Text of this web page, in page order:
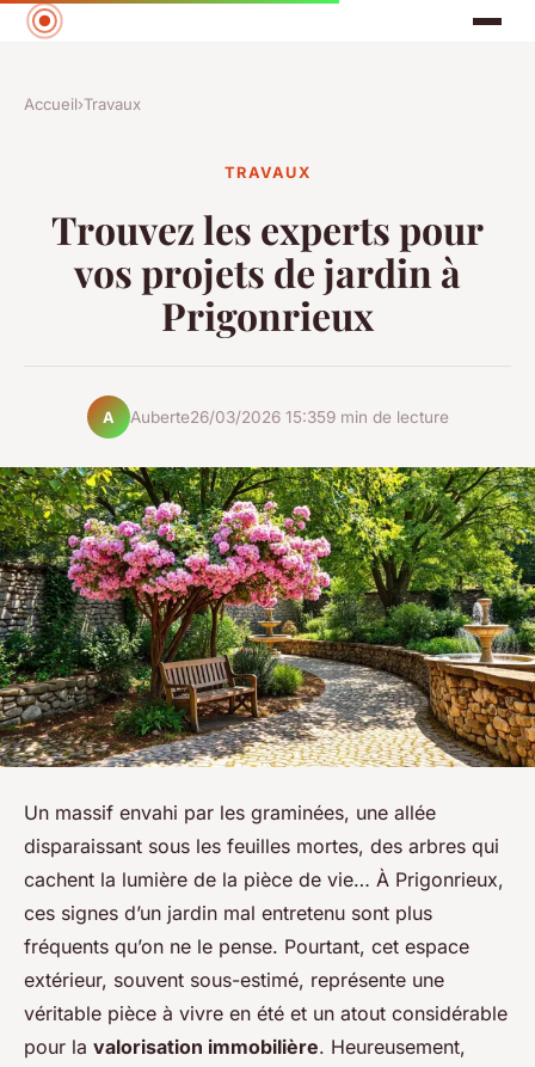
Accueil›Travaux
TRAVAUX
Trouvez les experts pour
vos projets de jardin à
Prigonrieux
A Auberte26/03/2026 15:359 min de lecture
Un massif envahi par les graminées, une allée
disparaissant sous les feuilles mortes, des arbres qui
cachent la lumière de la pièce de vie… À Prigonrieux,
ces signes d’un jardin mal entretenu sont plus
fréquents qu’on ne le pense. Pourtant, cet espace
extérieur, souvent sous-estimé, représente une
véritable pièce à vivre en été et un atout considérable
pour la valorisation immobilière. Heureusement,